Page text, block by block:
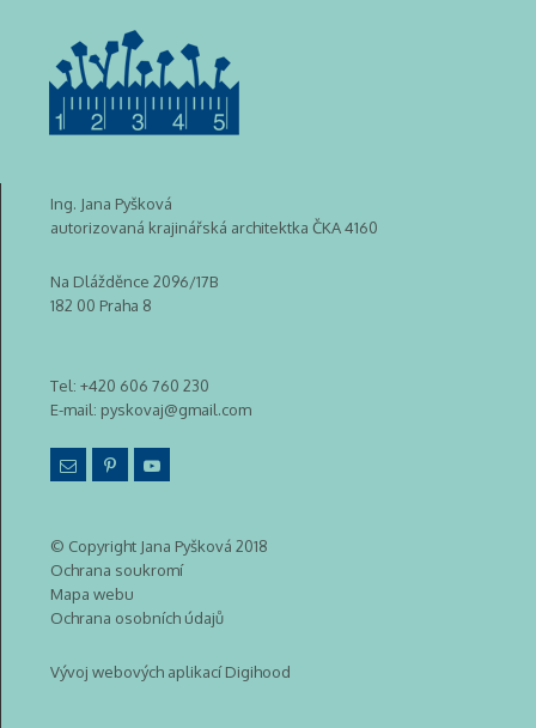
Ing. Jana Pyšková
autorizovaná krajinářská architektka ČKA 4160
Na Dlážděnce 2096/17B
182 00 Praha 8
Tel: +420 606 760 230
E-mail: pyskovaj@gmail.com
© Copyright Jana Pyšková 2018
Ochrana soukromí
Mapa webu
Ochrana osobních údajů
Vývoj webových aplikací Digihood